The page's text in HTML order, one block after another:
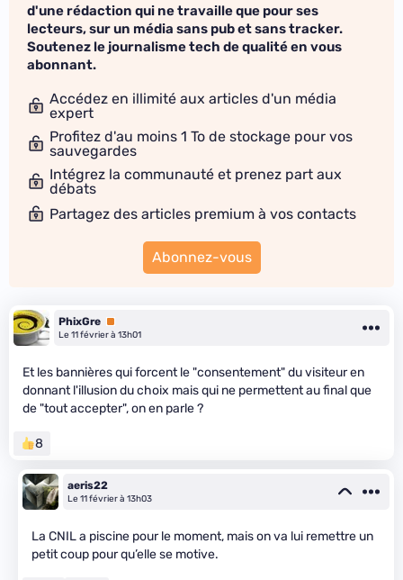
d'une rédaction qui ne travaille que pour ses
lecteurs, sur un média sans pub et sans tracker.
Soutenez le journalisme tech de qualité en vous
abonnant.
Accédez en illimité aux articles d'un média
expert
Profitez d'au moins 1 To de stockage pour vos
sauvegardes
Intégrez la communauté et prenez part aux
débats
Partagez des articles premium à vos contacts
Abonnez-vous
PhixGre Premium
Le 11 février à 13h01
Et les bannières qui forcent le "consentement" du visiteur en
donnant l'illusion du choix mais qui ne permettent au final que
de "tout accepter", on en parle ?
8
aeris22
Le 11 février à 13h03
La CNIL a piscine pour le moment, mais on va lui remettre un
petit coup pour qu’elle se motive.